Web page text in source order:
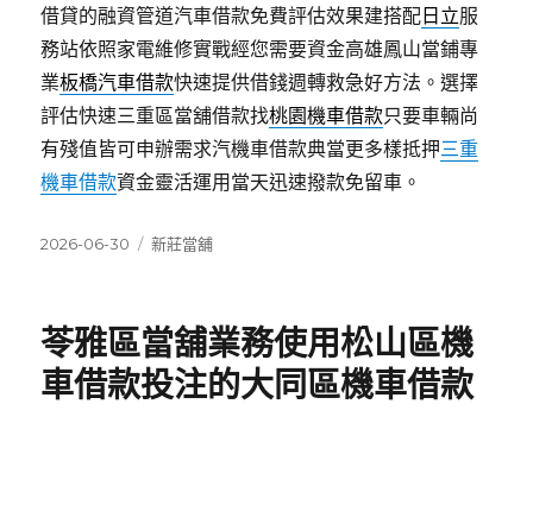
借貸的融資管道汽車借款免費評估效果建搭配 日立服
務站依照家電維修實戰經您需要資金高雄鳳山當鋪專
業板橋汽車借款快速提供借錢週轉救急好方法。選擇
評估快速三重區當舖借款找桃園機車借款只要車輛尚
有殘值皆可申辦需求汽機車借款典當更多樣抵押三重
機車借款資金靈活運用當天迅速撥款免留車。
發
2026-06-30
分
新莊當舖
苓雅區當舖業務使用松山區機
車借款投注的大同區機車借款